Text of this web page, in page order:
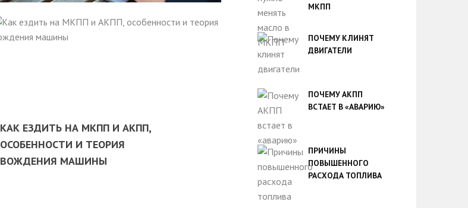
КАК ЕЗДИТЬ НА МКПП И АКПП,
ОСОБЕННОСТИ И ТЕОРИЯ
ВОЖДЕНИЯ МАШИНЫ
МКПП
ПОЧЕМУ КЛИНЯТ
ДВИГАТЕЛИ
ПОЧЕМУ АКПП
ВСТАЕТ В «АВАРИЮ»
ПРИЧИНЫ
ПОВЫШЕННОГО
РАСХОДА ТОПЛИВА